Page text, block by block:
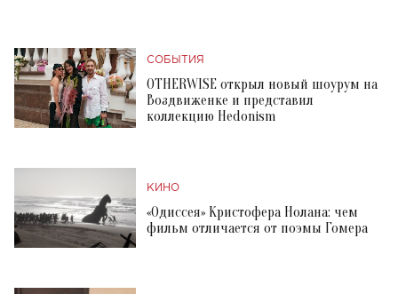
СОБЫТИЯ
OTHERWISE открыл новый шоурум на
Воздвиженке и представил
коллекцию Hedonism
КИНО
«Одиссея» Кристофера Нолана: чем
фильм отличается от поэмы Гомера